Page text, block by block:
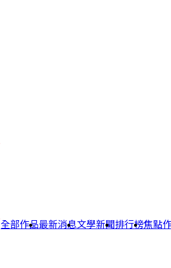
全部作品最新消息文學新聞排行榜焦點